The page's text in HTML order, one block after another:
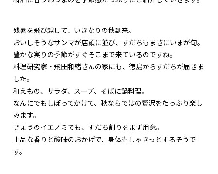
残暑を飛び越して、いきなりの秋到来。
おいしそうなサンマが店頭に並び、すだちもまさにいまが旬。
豊かな実りの季節がすぐそこまで来ているのですね。
料理研究家・飛田和緒さんの家にも、徳島からすだちが届きま
した。
和えもの、サラダ、スープ、そばに鍋料理。
なんにでもしぼってかけて、秋ならではの贅沢をたっぷり楽し
みます。
きょうのイエノミでも、すだち割りをまず用意。
上品な香りと酸味のおかげで、身体もしゃきっとするそうで
す。